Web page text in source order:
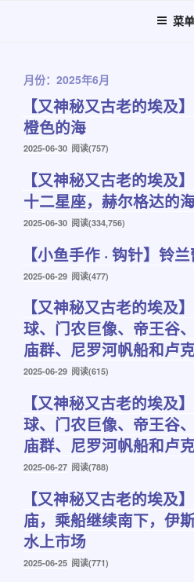
菜单
月份：2025年6月
【又神秘又古老的埃及
橙色的海
发
2025-06-30 阅读(757)
【又神秘又古老的埃及
十二星座，赫尔格达的
发
2025-06-30 阅读(334,756)
【小鱼手作 · 钩针】铃
发
2025-06-29 阅读(477)
【又神秘又古老的埃及
球、门农巨像、帝王谷
庙群、尼罗河帆船和卢
发
2025-06-29 阅读(615)
【又神秘又古老的埃及
球、门农巨像、帝王谷
庙群、尼罗河帆船和卢
发
2025-06-27 阅读(788)
【又神秘又古老的埃及
庙，乘船继续南下，伊
水上市场
发
2025-06-25 阅读(771)